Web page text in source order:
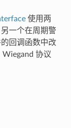
使用两
一个在周期警
回调函数中改
Wiegand 协议